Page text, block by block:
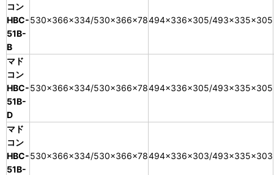
コン
HBC-
51B-
B
530×366×334/530×366×78494×336×305/493×335×305
マド
コン
HBC-
51B-
D
530×366×334/530×366×78494×336×305/493×335×305
マド
コン
HBC-
51B-
530×366×334/530×366×78494×336×303/493×335×303